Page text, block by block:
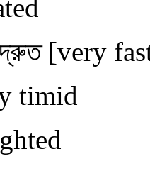
[very
timid